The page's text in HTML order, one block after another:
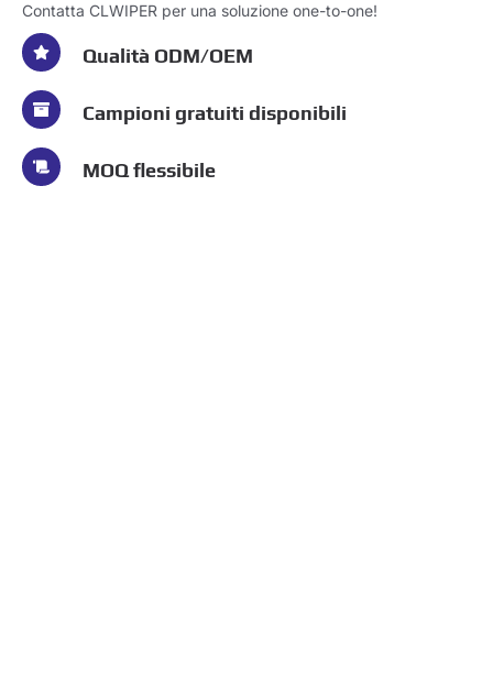
Contatta CLWIPER per una soluzione one-to-one!
Qualità ODM/OEM
Campioni gratuiti disponibili
MOQ flessibile